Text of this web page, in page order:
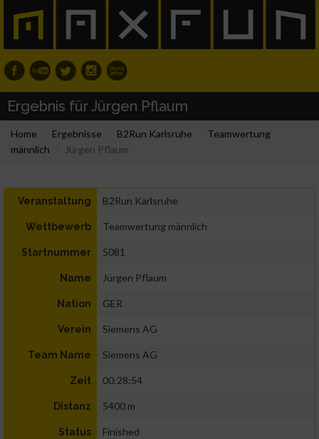
Ergebnis für Jürgen Pflaum
Home Ergebnisse B2Run Karlsruhe
Teamwertung
männlich
Jürgen Pflaum
Veranstaltung B2Run Karlsruhe
Wettbewerb Teamwertung männlich
Startnummer 5081
Name Jürgen Pflaum
Nation GER
Verein Siemens AG
Team Name Siemens AG
Zeit 00:28:54
Distanz 5400 m
Status Finished